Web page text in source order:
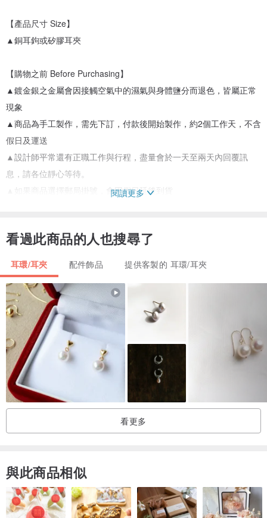
【產品尺寸 Size】
▲銅耳鉤或矽膠耳夾
【購物之前 Before Purchasing】
▲鍍金銀之金屬會因接觸空氣中的濕氣與身體鹽分而退色，皆屬正常
現象
▲商品為手工製作，需先下訂，付款後開始製作，約2個工作天，不含
假日及運送
▲設計師平常還有正職工作與行程，盡量會於一天至兩天內回覆訊
息，請各位靜心等待。
▲如果商品選擇郵局掛號，會因假日延後到貨
▲材質因為鍍金，配戴會因為皮膚上的鹽分而稍有變色，此屬正常現
象，當日配戴完畢請用棉布沾取少量清水擦拭，吸乾與待完全乾燥，
再收納進袋子或盒子中保存，以延長商品使用壽命。
▲請勿使用有侵蝕性的清潔劑搓洗
▲無配戴時請收納於拉鍊袋或盒子之中，隔絕與空氣接處可延長使用
壽命
▲如果銅飾因氧化有發黑跡象，可用軟毛牙刷沾取牙膏輕刷，清水沖
洗乾淨後用布或紙巾吸乾水分，並徹底風乾，方可收納。
產地/製造方式
閱讀更多
看過此商品的人也搜尋了
耳環/耳夾 配件飾品 提供客製的 耳環/耳夾
看更多
與此商品相似